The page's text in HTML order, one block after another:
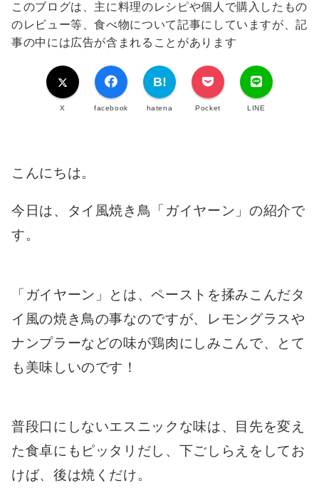
このブログは、主に料理のレシピや個人で購入したもの
のレビュー等、食べ物について記事にしていますが、記
事の中には広告が含まれることがあります
X facebook hatena Pocket LINE
こんにちは。
今日は、タイ風焼き鳥「ガイヤーン」の紹介で
す。
「ガイヤーン」とは、ペーストを揉みこんだタ
イ風の焼き鳥の事なのですが、レモングラスや
ナンプラーなどの味が鶏肉にしみこんで、とて
も美味しいのです！
普段口にしないエスニックな味は、目先を変え
た食卓にもピッタリだし、下ごしらえをしてお
けば、後は焼くだけ。